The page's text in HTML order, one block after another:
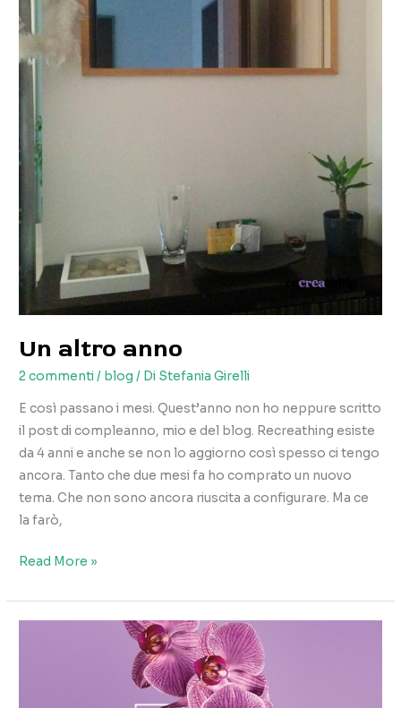
Un altro anno
2 commenti/ blog / Di Stefania Girelli
E così passano i mesi. Quest’anno non ho neppure scritto
il post di compleanno, mio e del blog. Recreathing esiste
da 4 anni e anche se non lo aggiorno così spesso ci tengo
ancora. Tanto che due mesi fa ho comprato un nuovo
tema. Che non sono ancora riuscita a configurare. Ma ce
la farò,
Un
anno
Read More »